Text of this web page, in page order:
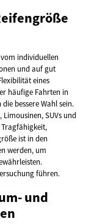
individuellen
und auf gut
eines
häufige Fahrten in
bessere Wahl sein.
SUVs und
ist in den
werden, um
führen.
und